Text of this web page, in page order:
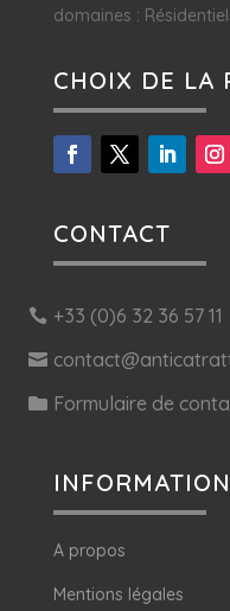
domaines :
CHOIX DE LA
CONTACT
+33 (0)6 32 36 57 11
Formulaire de
A propos
Mentions légales